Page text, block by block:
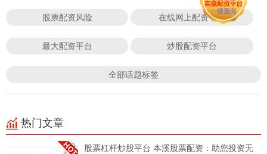
股票配资风险 在线网上配资平台
最大配资平台 炒股配资平台
全部话题标签
热门文章
股票杠杆炒股平台 本溪股票配资：助您投资无